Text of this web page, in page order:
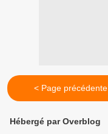
< Page précédente
Hébergé par Overblog